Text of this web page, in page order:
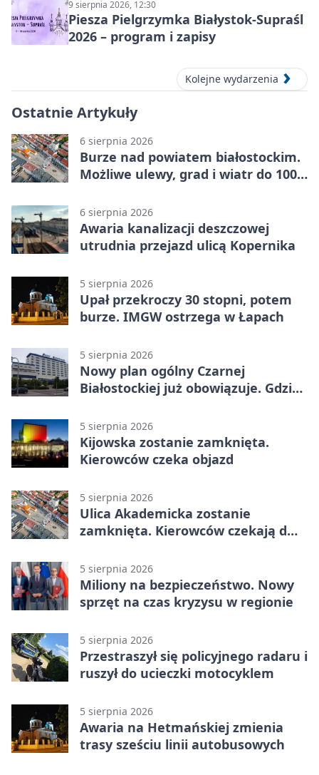
9 sierpnia 2026, 12:30
Piesza Pielgrzymka Białystok-Supraśl
2026 – program i zapisy
Kolejne wydarzenia
Ostatnie Artykuły
6 sierpnia 2026
Burze nad powiatem białostockim.
Możliwe ulewy, grad i wiatr do 100
6 sierpnia 2026
Awaria kanalizacji deszczowej
utrudnia przejazd ulicą Kopernika
5 sierpnia 2026
Upał przekroczy 30 stopni, potem
burze. IMGW ostrzega w Łapach
5 sierpnia 2026
Nowy plan ogólny Czarnej
Białostockiej już obowiązuje. Gdzie
5 sierpnia 2026
Kijowska zostanie zamknięta.
Kierowców czeka objazd
5 sierpnia 2026
Ulica Akademicka zostanie
zamknięta. Kierowców czekają dwa
5 sierpnia 2026
Miliony na bezpieczeństwo. Nowy
sprzęt na czas kryzysu w regionie
5 sierpnia 2026
Przestraszył się policyjnego radaru i
ruszył do ucieczki motocyklem
5 sierpnia 2026
Awaria na Hetmańskiej zmienia
trasy sześciu linii autobusowych